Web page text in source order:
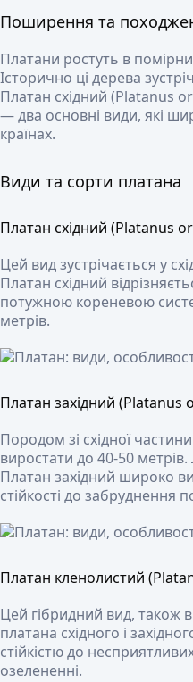
Поширення та
Платани ростуть в
Історично ці дерева
Платан східний (Platanus
— два основні види, які
країнах.
Види та сорти платана
Платан східний (Platanus
Цей вид зустрічається у
Платан східний
потужною кореневою
метрів.
Платан західний (Platanus
Породом зі східної
виростати до 40-50
Платан західний широко
стійкості до забруднення
Платан кленолистий
Цей гібридний вид, також
платана східного і
стійкістю до
озелененні.